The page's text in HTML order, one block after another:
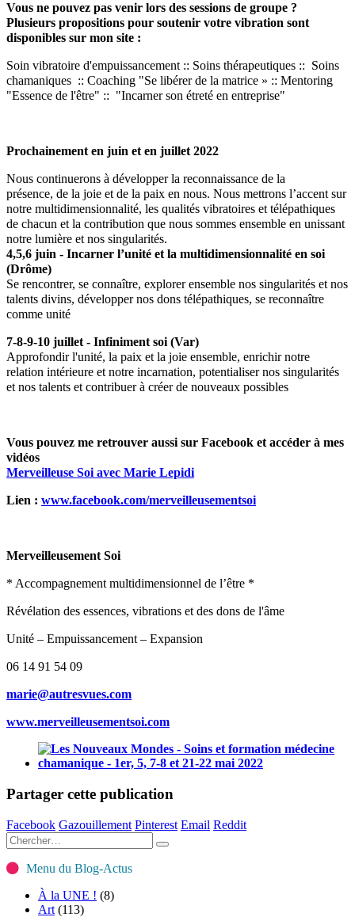
Vous ne pouvez pas venir lors des sessions de groupe ?
Plusieurs propositions pour soutenir votre vibration sont
disponibles sur mon site :
Soin vibratoire d'empuissancement :: Soins thérapeutiques :: Soins
chamaniques :: Coaching "Se libérer de la matrice » :: Mentoring
"Essence de l'être" :: "Incarner son étreté en entreprise"
Prochainement en juin et en juillet 2022
Nous continuerons à développer la reconnaissance de la
présence, de la joie et de la paix en nous. Nous mettrons l’accent sur
notre multidimensionnalité, les qualités vibratoires et télépathiques
de chacun et la contribution que nous sommes ensemble en unissant
notre lumière et nos singularités.
4,5,6 juin - Incarner l’unité et la multidimensionnalité en soi
(Drôme)
Se rencontrer, se connaître, explorer ensemble nos singularités et nos
talents divins, développer nos dons télépathiques, se reconnaître
comme unité
7-8-9-10 juillet - Infiniment soi (Var)
Approfondir l'unité, la paix et la joie ensemble, enrichir notre
relation intérieure et notre incarnation, potentialiser nos singularités
et nos talents et contribuer à créer de nouveaux possibles
Vous pouvez me retrouver aussi sur Facebook et accéder à mes
vidéos
Merveilleuse Soi avec Marie Lepidi
Lien : www.facebook.com/merveilleusementsoi
Merveilleusement Soi
* Accompagnement multidimensionnel de l’être *
Révélation des essences, vibrations et des dons de l'âme
Unité – Empuissancement – Expansion
06 14 91 54 09
marie@autresvues.com
www.merveilleusementsoi.com
Partager cette publication
Facebook Gazouillement Pinterest Email Reddit
Menu du Blog-Actus
À la UNE ! (8)
Art (113)